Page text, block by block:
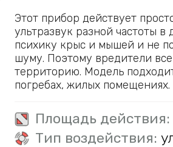
Этот прибор действует
ультразвук разной частоты в
психику крыс и мышей и не
шуму. Поэтому вредители
территорию. Модель
погребах, жилых помещениях.
Площадь действия:
Тип воздействия: